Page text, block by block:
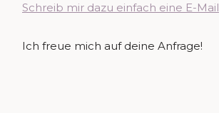
Schreib mir dazu einfach eine E-Mail
Ich freue mich auf deine Anfrage!